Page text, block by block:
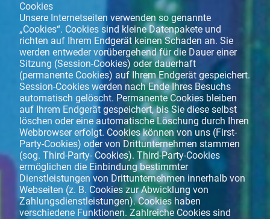
Cookies
Unsere Internetseiten verwenden so genannte
„Cookies“. Cookies sind kleine Datenpakete und
richten auf Ihrem Endgerät keinen Schaden an. Sie
werden entweder vorübergehend für die Dauer einer
Sitzung (Session-Cookies) oder dauerhaft
(permanente Cookies) auf Ihrem Endgerät gespeichert.
Session-Cookies werden nach Ende Ihres Besuchs
automatisch gelöscht. Permanente Cookies bleiben
auf Ihrem Endgerät gespeichert, bis Sie diese selbst
löschen oder eine automatische Löschung durch Ihren
Webbrowser erfolgt. Cookies können von uns (First-
Party-Cookies) oder von Drittunternehmen stammen
(sog. Third-Party- Cookies). Third-Party-Cookies
ermöglichen die Einbindung bestimmter
Dienstleistungen von Drittunternehmen innerhalb von
Webseiten (z. B. Cookies zur Abwicklung von
Zahlungsdienstleistungen). Cookies haben
verschiedene Funktionen. Zahlreiche Cookies sind